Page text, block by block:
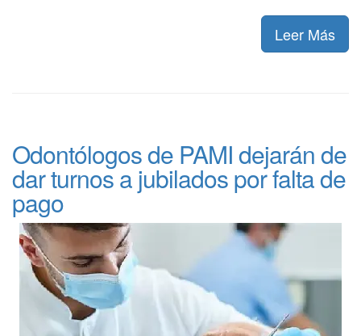
Leer Más
Odontólogos de PAMI dejarán de
dar turnos a jubilados por falta de
pago